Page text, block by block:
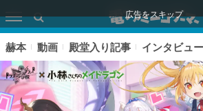
広告をスキップ
赫本 動画 殿堂入り記事 インタビュー